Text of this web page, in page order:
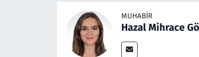
MUHABIR
Hazal Mihrace